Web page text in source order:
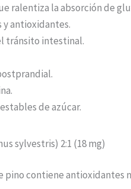
ralentiza la absorción de
antioxidantes.
tránsito intestinal.
de azúcar.
sylvestris) 2:1 (18 mg)
pino contiene